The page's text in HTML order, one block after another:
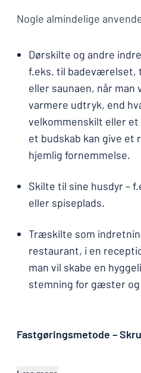
Nogle almindelige
Dørskilte og andre
f.eks. til
eller saunaen, når
varmere udtryk, end
velkommenskilt eller
et budskab kan give et
hjemlig fornemmelse.
Skilte til sine husdyr –
eller spiseplads.
Træskilte som
restaurant, i en
man vil skabe en
stemning for gæster
Fastgøringsmetode –